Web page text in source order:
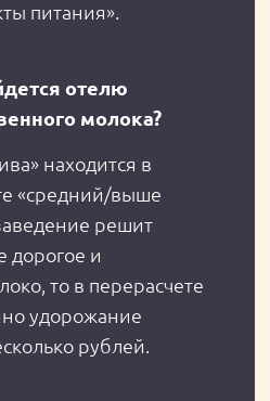
LINE» МОЖНО
НА ПОЧТУ: